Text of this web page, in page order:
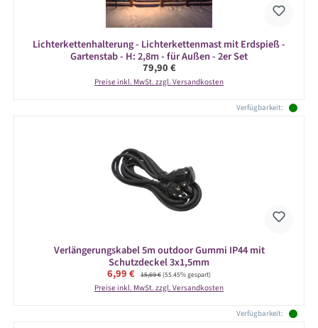
Lichterkettenhalterung - Lichterkettenmast mit Erdspieß -
Gartenstab - H: 2,8m - für Außen - 2er Set
Regulärer Preis:
79,90 €
Preise inkl. MwSt. zzgl. Versandkosten
Verfügbarkeit:
Verlängerungskabel 5m outdoor Gummi IP44 mit
Schutzdeckel 3x1,5mm
Verkaufspreis:
6,99 € Regulärer Preis:
15,69 €(55.45% gespart)
Preise inkl. MwSt. zzgl. Versandkosten
Verfügbarkeit: